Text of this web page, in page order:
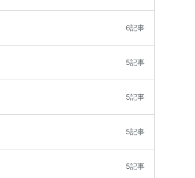
6記事
5記事
5記事
5記事
5記事